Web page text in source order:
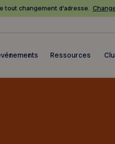
tout changement d’adresse.
Ressources